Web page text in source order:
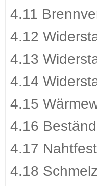
4.11
4.12
4.13
4.14
4.15
4.16
4.17
4.18